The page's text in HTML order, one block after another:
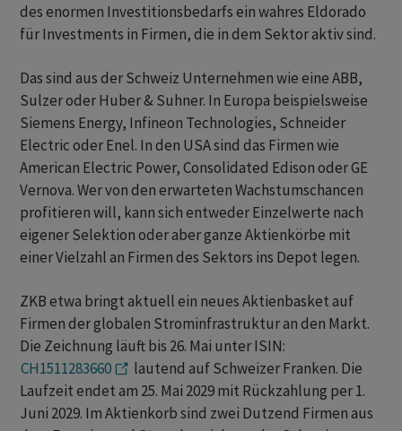
des enormen Investitionsbedarfs ein wahres Eldorado
für Investments in Firmen, die in dem Sektor aktiv sind.
Das sind aus der Schweiz Unternehmen wie eine ABB,
Sulzer oder Huber & Suhner. In Europa beispielsweise
Siemens Energy, Infineon Technologies, Schneider
Electric oder Enel. In den USA sind das Firmen wie
American Electric Power, Consolidated Edison oder GE
Vernova. Wer von den erwarteten Wachstumschancen
profitieren will, kann sich entweder Einzelwerte nach
eigener Selektion oder aber ganze Aktienkörbe mit
einer Vielzahl an Firmen des Sektors ins Depot legen.
ZKB etwa bringt aktuell ein neues Aktienbasket auf
Firmen der globalen Strominfrastruktur an den Markt.
Die Zeichnung läuft bis 26. Mai unter ISIN:
CH1511283660
lautend auf Schweizer Franken. Die
Laufzeit endet am 25. Mai 2029 mit Rückzahlung per 1.
Juni 2029. Im Aktienkorb sind zwei Dutzend Firmen aus